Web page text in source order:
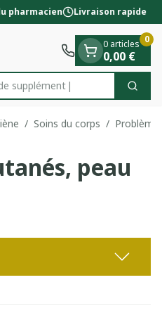
pharmacien Livraison rapide
0 articles
0,00 €
0
/ Soins du corps /
peau